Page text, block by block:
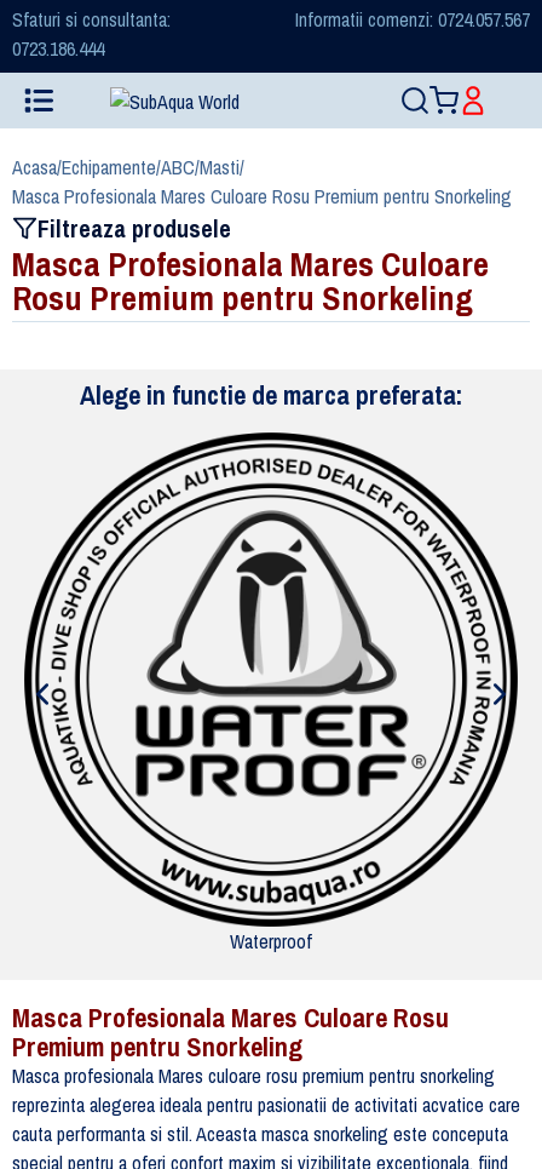
Sfaturi si consultanta:
0723.186.444
Informatii comenzi: 0724.057.567
Acasa/Echipamente/ABC/Masti/
Masca Profesionala Mares Culoare Rosu Premium pentru Snorkeling
Filtreaza produsele
Masca Profesionala Mares Culoare
Rosu Premium pentru Snorkeling
Alege in functie de marca preferata:
Waterproof
Masca Profesionala Mares Culoare Rosu
Premium pentru Snorkeling
Masca profesionala Mares culoare rosu premium pentru snorkeling
reprezinta alegerea ideala pentru pasionatii de activitati acvatice care
cauta performanta si stil. Aceasta masca snorkeling este conceputa
special pentru a oferi confort maxim si vizibilitate exceptionala, fiind